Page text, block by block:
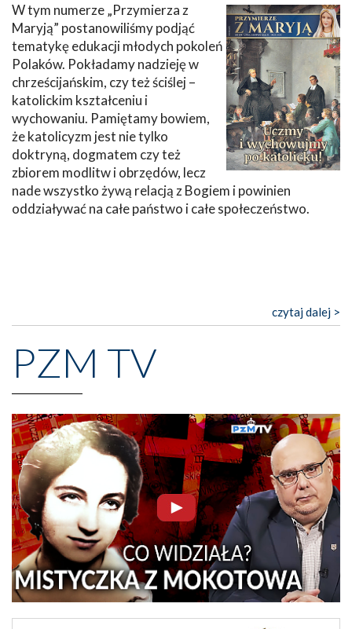
W tym numerze „Przymierza z
Maryją” postanowiliśmy podjąć
tematykę edukacji młodych pokoleń
Polaków. Pokładamy nadzieję w
chrześcijańskim, czy też ściślej –
katolickim kształceniu i
wychowaniu. Pamiętamy bowiem,
że katolicyzm jest nie tylko
doktryną, dogmatem czy też
zbiorem modlitw i obrzędów, lecz
nade wszystko żywą relacją z Bogiem i powinien
oddziaływać na całe państwo i całe społeczeństwo.
czytaj dalej >
PZM TV